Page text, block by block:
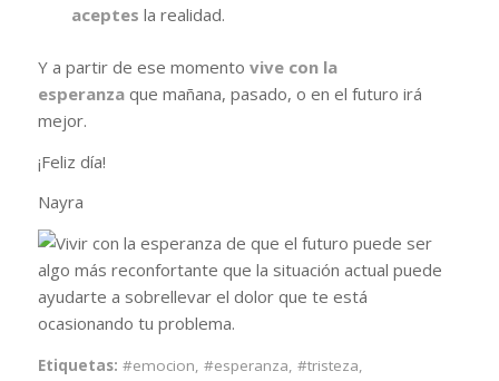
aceptes la realidad.
Y a partir de ese momento vive con la
esperanza que mañana, pasado, o en el futuro irá
mejor.
¡Feliz día!
Nayra
Etiquetas: #emocion, #esperanza, #tristeza,